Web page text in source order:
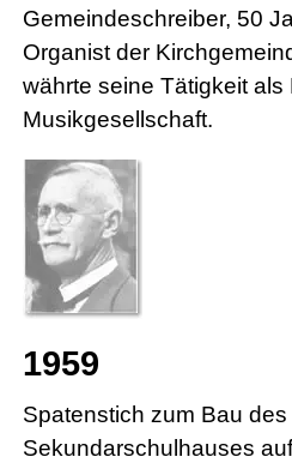
Gemeindeschreiber, 50
Organist der
währte seine Tätigkeit als
Musikgesellschaft.
1959
Spatenstich zum Bau
Sekundarschulhauses